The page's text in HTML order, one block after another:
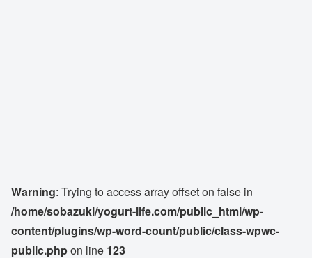
Warning: Trying to access array offset on false in
/home/sobazuki/yogurt-life.com/public_html/wp-
content/plugins/wp-word-count/public/class-wpwc-
public.phpon line 123